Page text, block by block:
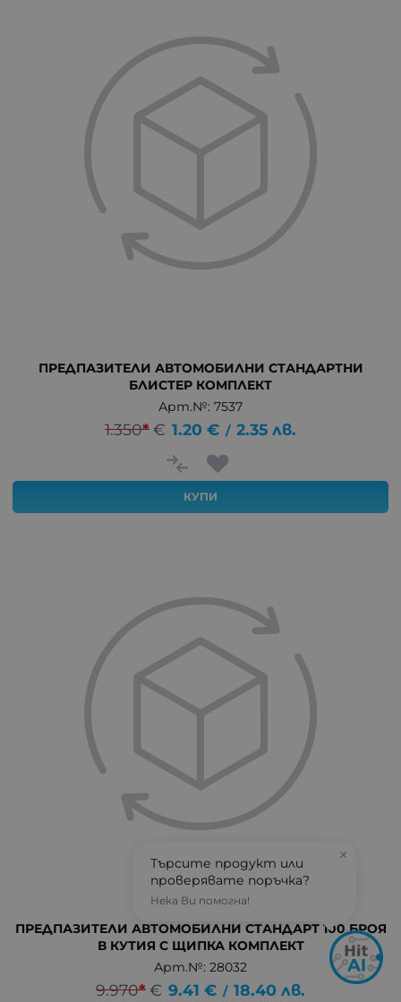
ПРЕДПАЗИТЕЛИ АВТОМОБИЛНИ СТАНДАРТНИ
БЛИСТЕР КОМПЛЕКТ
Арт.№: 7537
1.350*€ 1.20 € / 2.35 лв.
КУПИ
ПРЕДПАЗИТЕЛИ АВТОМОБИЛНИ СТАНДАРТ 100 БРОЯ
В КУТИЯ С ЩИПКА КОМПЛЕКТ
Арт.№: 28032
9.970*€ 9.41 € / 18.40 лв.
×
Търсите продукт или
проверявате поръчка?
Нека Ви помогна!